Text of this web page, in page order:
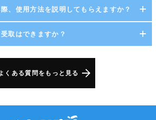
、使用方法を説明してもらえますか？
取はできますか？
くある質問をもっと見る